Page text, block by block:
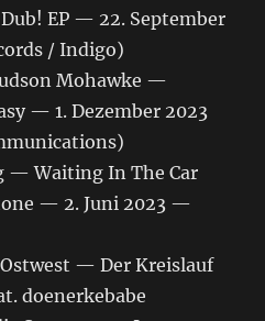
EP — 22. September
/ Indigo)
Mohawke —
— 1. Dezember 2023
— Waiting In The Car
— 2. Juni 2023 —
— Der Kreislauf
doenerkebabe